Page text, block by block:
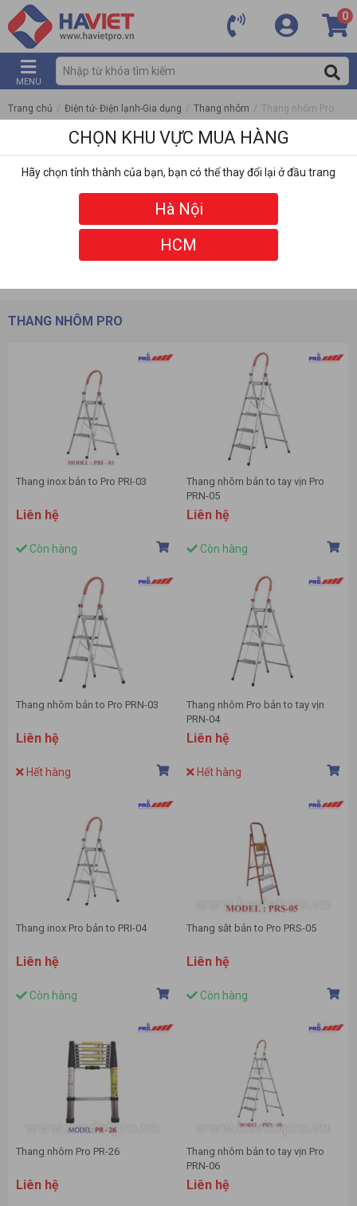
0
MENU
Trang chủ / Điện tử- Điện lạnh-Gia dụng / Thang nhôm / Thang nhôm Pro
THANG NHÔM PRO
Thang inox bản to Pro PRI-03
Liên hệ
Còn hàng
Thang nhôm bản to tay vịn Pro
PRN-05
Liên hệ
Còn hàng
Thang nhôm bản to Pro PRN-03
Liên hệ
Hết hàng
Thang nhôm Pro bản to tay vịn
PRN-04
Liên hệ
Hết hàng
Thang inox Pro bản to PRI-04
Liên hệ
Còn hàng
Thang sắt bản to Pro PRS-05
Liên hệ
Còn hàng
Thang nhôm Pro PR-26
Liên hệ
Thang nhôm bản to tay vịn Pro
PRN-06
Liên hệ
CHỌN KHU VỰC MUA HÀNG
Hãy chọn tỉnh thành của bạn, bạn có thể thay đổi lại ở đầu trang
Hà Nội
HCM